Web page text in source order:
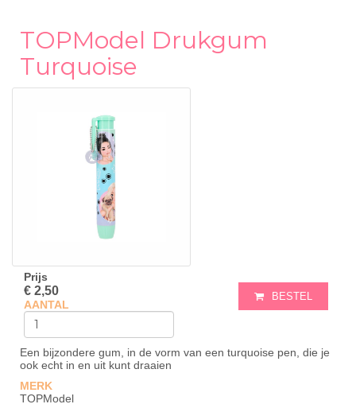
TOPModel Drukgum
Turquoise
Prijs
€ 2,50
AANTAL
BESTEL
Een bijzondere gum, in de vorm van een turquoise pen, die je
ook echt in en uit kunt draaien
MERK
TOPModel